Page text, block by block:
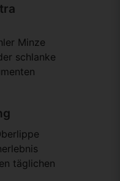
Minze
schlanke
täglichen